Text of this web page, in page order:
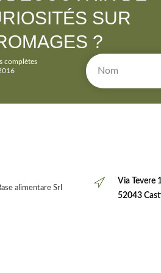
SUR
?
complètes
alimentare Srl
Via Tevere
52043